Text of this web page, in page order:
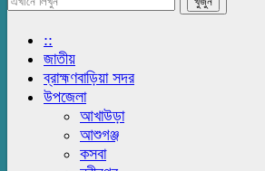
::
জাতীয়
ব্রাহ্মণবাড়িয়া সদর
উপজেলা
আখাউড়া
আশুগঞ্জ
কসবা